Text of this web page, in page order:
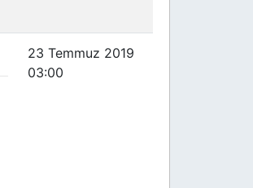
23 Temmuz 2019
03:00